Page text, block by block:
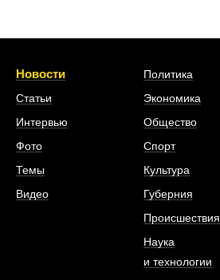
Новости
Статьи
Интервью
Фото
Темы
Видео
Политика
Экономика
Общество
Спорт
Культура
Губерния
Происшествия
Наука
и технологии